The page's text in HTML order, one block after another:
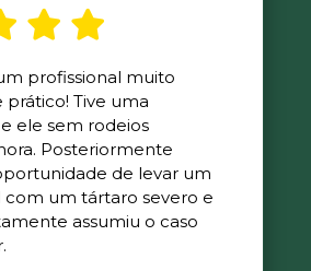
profissional muito
prático! Tive uma
ele sem rodeios
Posteriormente
de levar um
com um tártaro severo e
assumiu o caso